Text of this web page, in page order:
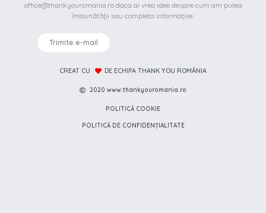
office@thankyouromania.ro daca ai vreo idee despre cum am putea
îmbunătății sau completa informațiile.
Trimite e-mail
CREAT CU DE ECHIPA THANK YOU ROMÂNIA
2020 www.thankyouromania.ro
POLITICĂ COOKIE
POLITICĂ DE CONFIDENȚIALITATE